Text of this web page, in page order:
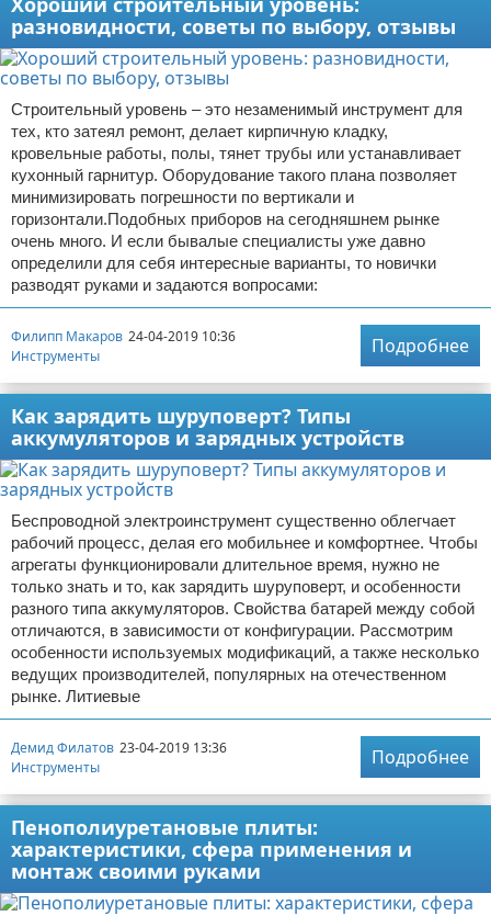
разновидности, советы по выбору, отзывы
Строительный уровень – это незаменимый инструмент для
тех, кто затеял ремонт, делает кирпичную кладку,
кровельные работы, полы, тянет трубы или устанавливает
кухонный гарнитур. Оборудование такого плана позволяет
минимизировать погрешности по вертикали и
горизонтали.Подобных приборов на сегодняшнем рынке
очень много. И если бывалые специалисты уже давно
определили для себя интересные варианты, то новички
разводят руками и задаются вопросами:
Филипп Макаров 24-04-2019 10:36
Инструменты
Подробнее
Как зарядить шуруповерт? Типы
аккумуляторов и зарядных устройств
Беспроводной электроинструмент существенно облегчает
рабочий процесс, делая его мобильнее и комфортнее. Чтобы
агрегаты функционировали длительное время, нужно не
только знать и то, как зарядить шуруповерт, и особенности
разного типа аккумуляторов. Свойства батарей между собой
отличаются, в зависимости от конфигурации. Рассмотрим
особенности используемых модификаций, а также несколько
ведущих производителей, популярных на отечественном
рынке. Литиевые
Демид Филатов 23-04-2019 13:36
Инструменты
Подробнее
Пенополиуретановые плиты:
характеристики, сфера применения и
монтаж своими руками